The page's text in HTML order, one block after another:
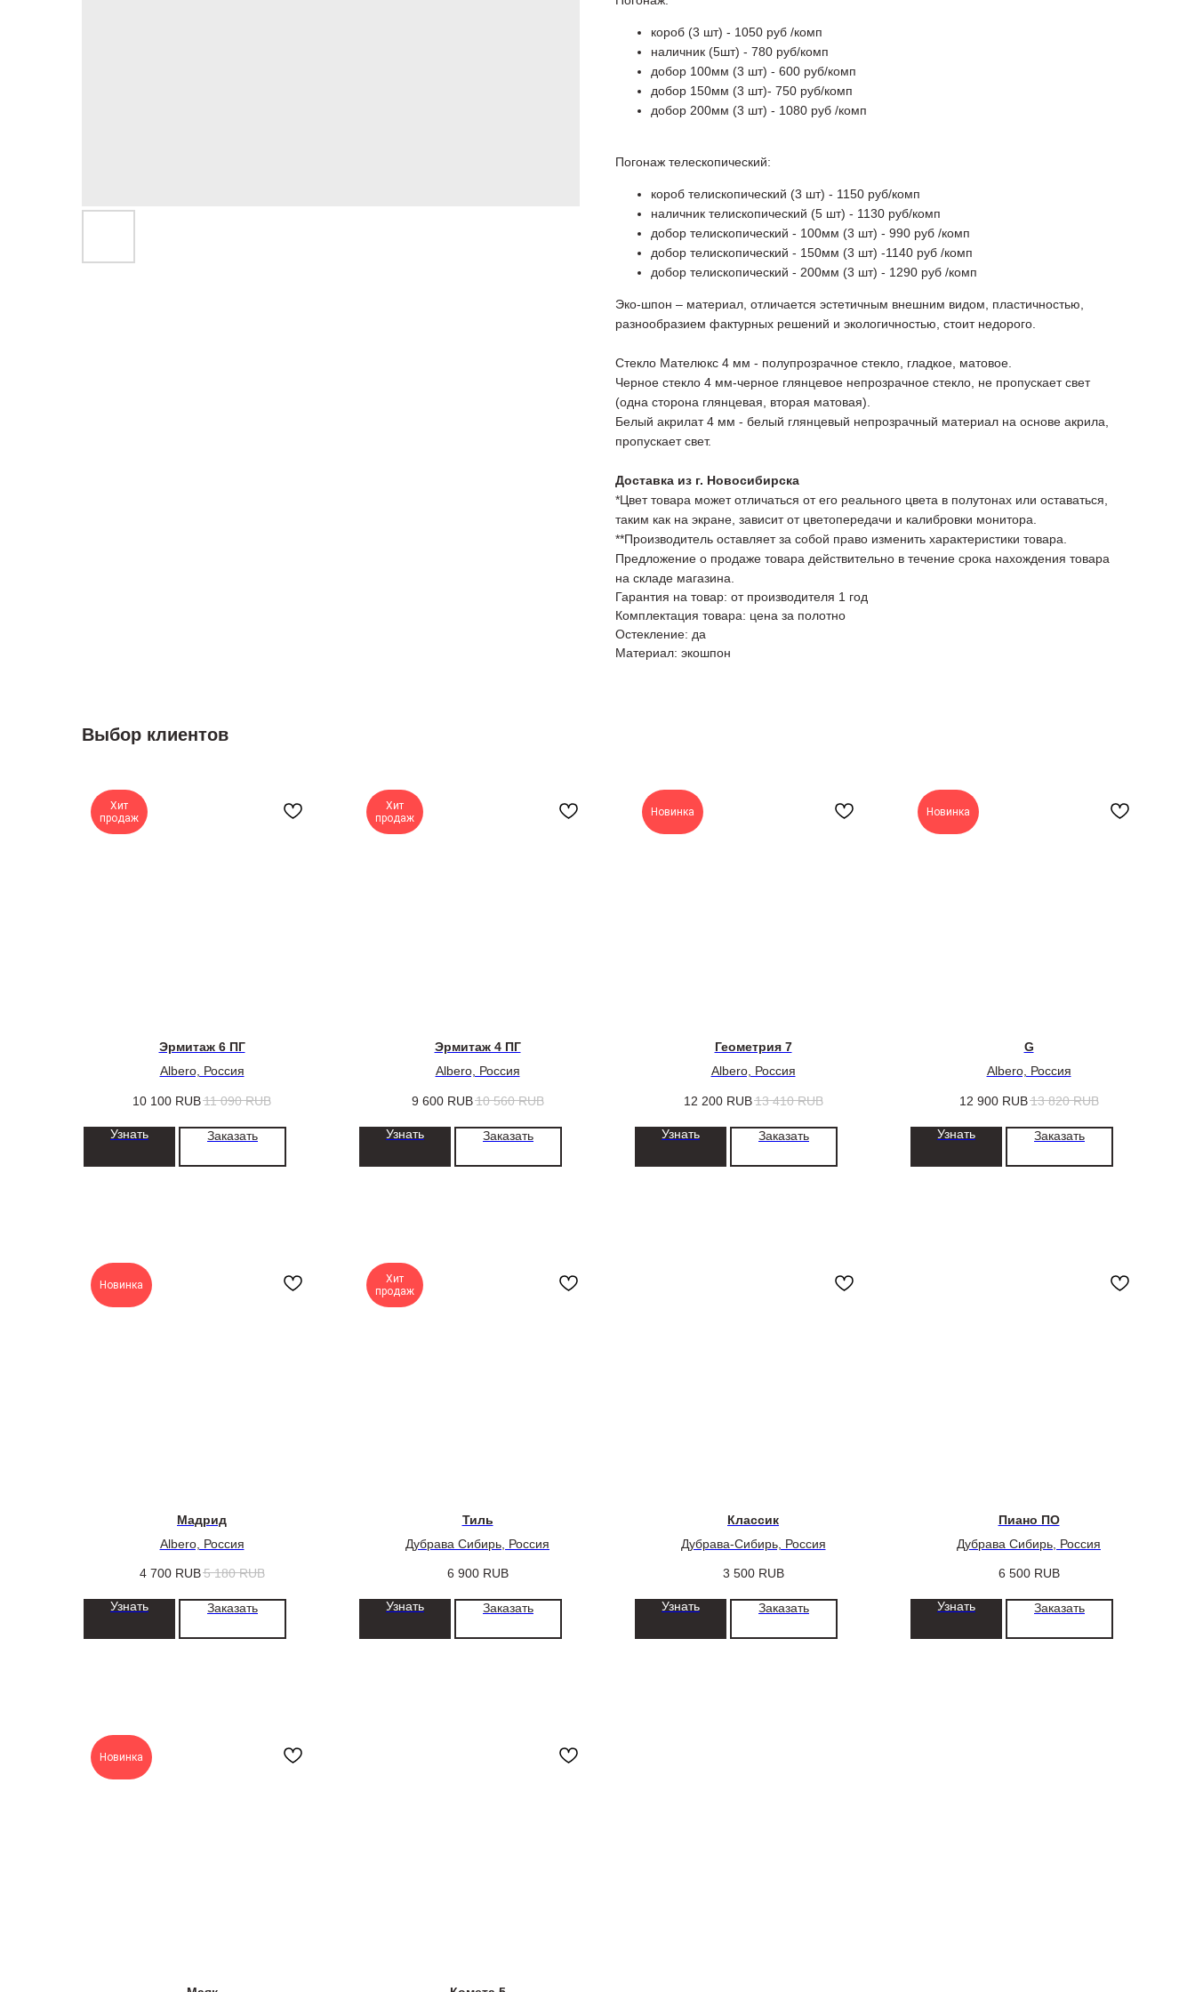
короб (3 шт) - 1050 руб /комп
наличник (5шт) - 780 руб/комп
добор 100мм (3 шт) - 600 руб/комп
добор 150мм (3 шт)- 750 руб/комп
добор 200мм (3 шт) - 1080 руб /комп
Погонаж телескопический:
короб телископический (3 шт) - 1150 руб/комп
наличник телископический (5 шт) - 1130 руб/комп
добор телископический - 100мм (3 шт) - 990 руб /комп
добор телископический - 150мм (3 шт) -1140 руб /комп
добор телископический - 200мм (3 шт) - 1290 руб /комп
Эко-шпон – материал, отличается эстетичным внешним видом, пластичностью,
разнообразием фактурных решений и экологичностью, стоит недорого.
Стекло Мателюкс 4 мм - полупрозрачное стекло, гладкое, матовое.
Черное стекло 4 мм-черное глянцевое непрозрачное стекло, не пропускает свет
(одна сторона глянцевая, вторая матовая).
Белый акрилат 4 мм - белый глянцевый непрозрачный материал на основе акрила,
пропускает свет.
Доставка из г. Новосибирска
*Цвет товара может отличаться от его реального цвета в полутонах или оставаться,
таким как на экране, зависит от цветопередачи и калибровки монитора.
**Производитель оставляет за собой право изменить характеристики товара.
Предложение о продаже товара действительно в течение срока нахождения товара
на складе магазина.
Гарантия на товар: от производителя 1 год
Комплектация товара: цена за полотно
Остекление: да
Материал: экошпон
Выбор клиентов
Хит
продаж
Эрмитаж 6 ПГ
Albero, Россия
10 100 RUB11 090 RUB
Узнать Заказать
Хит
продаж
Эрмитаж 4 ПГ
Albero, Россия
9 600 RUB10 560 RUB
Узнать Заказать
Новинка
Геометрия 7
Albero, Россия
12 200 RUB13 410 RUB
Узнать Заказать
Новинка
G
Albero, Россия
12 900 RUB13 820 RUB
Узнать Заказать
Новинка
Мадрид
Albero, Россия
4 700 RUB5 180 RUB
Узнать Заказать
Хит
продаж
Тиль
Дубрава Сибирь, Россия
6 900 RUB
Узнать Заказать
Классик
Дубрава-Сибирь, Россия
3 500 RUB
Узнать Заказать
Пиано ПО
Дубрава Сибирь, Россия
6 500 RUB
Узнать Заказать
Новинка